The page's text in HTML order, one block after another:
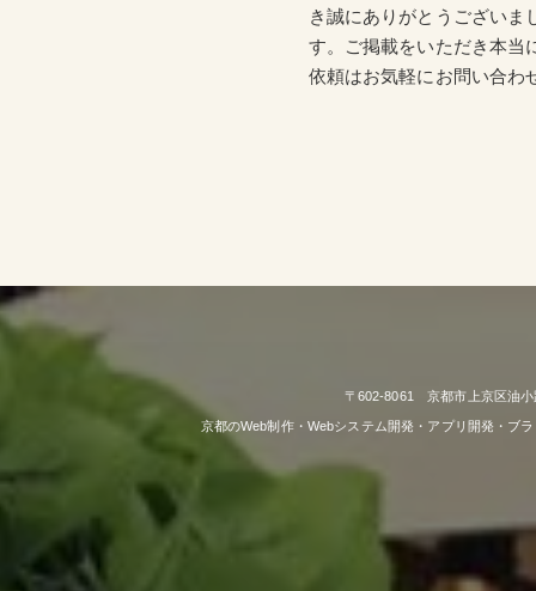
き誠にありがとうござい
す。ご掲載をいただき本当
依頼はお気軽にお問い合わ
〒602-8061 京都市上京区油
京都のWeb制作・Webシステム開発・アプリ開発・ブ